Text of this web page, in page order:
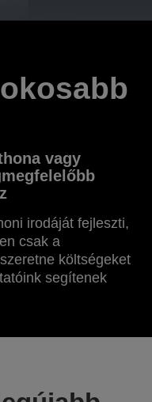
vagy
irodáját fejleszti,
csak a
költségeket
segítenek